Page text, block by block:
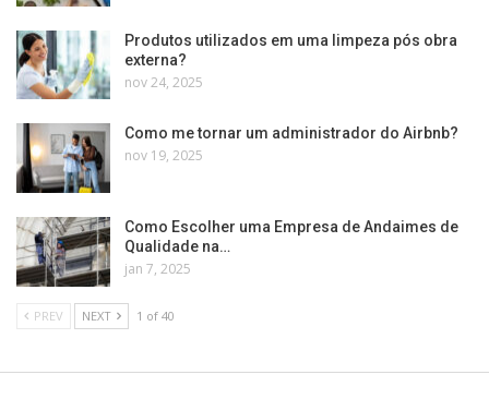
Produtos utilizados em uma limpeza pós obra
externa?
nov 24, 2025
Como me tornar um administrador do Airbnb?
nov 19, 2025
Como Escolher uma Empresa de Andaimes de
Qualidade na…
jan 7, 2025
PREV NEXT 1 of 40